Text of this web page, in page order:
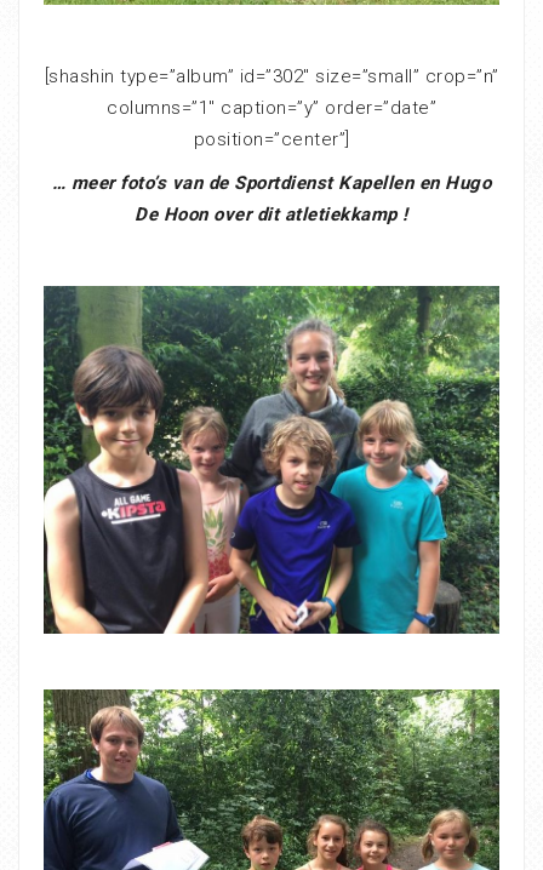
[shashin type=”album” id=”302″ size=”small” crop=”n”
columns=”1″ caption=”y” order=”date”
position=”center”]
… meer foto’s van de Sportdienst Kapellen en Hugo
De Hoon over dit atletiekkamp !